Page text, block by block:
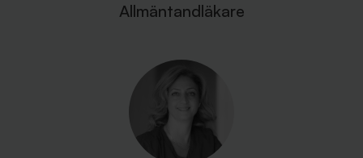
Allmäntandläkare